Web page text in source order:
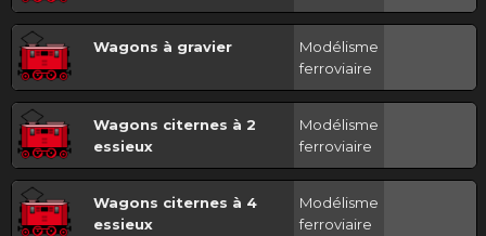
Wagons à gravier
Modélisme
ferroviaire
Wagons citernes à 2
essieux
Modélisme
ferroviaire
Wagons citernes à 4
essieux
Modélisme
ferroviaire